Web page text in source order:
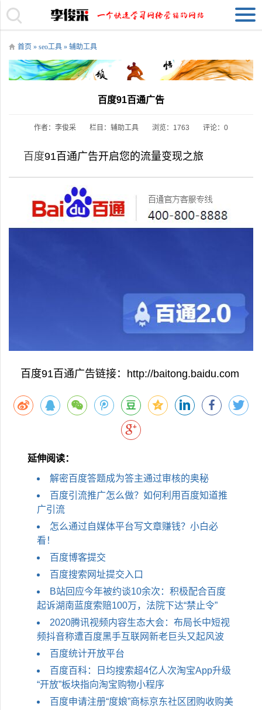
首页 » seo工具 » 辅助工具
百度91百通广告
作者：李俊采 栏目： 辅助工具 浏览：1763 评论：0
百度91百通广告开启您的流量变现之旅
百度91百通广告链接：http://baitong.baidu.com
延伸阅读：
解密百度答题成为答主通过审核的奥秘
百度引流推广怎么做？如何利用百度知道推
广引流
怎么通过自媒体平台写文章赚钱？小白必
看！
百度博客提交
百度搜索网址提交入口
B站回应今​年被约谈10余次：积极配合百度
起诉湖南蓝度索赔100万，法院下达“禁止令”
2020腾讯视频内容生态大会：布局长中短视
频抖音称遭百度黑手互联网新老巨头又起风波
百度统计开放平台
百度百科：日均搜索超4亿人次淘宝App升级
“开放”板块指向淘宝购物小程序
百度申请注册“度娘”商标京东社区团购收购美